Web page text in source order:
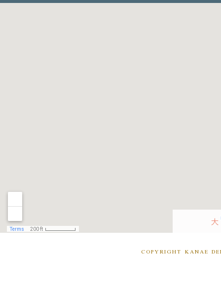
COPYRIGHT KANAE